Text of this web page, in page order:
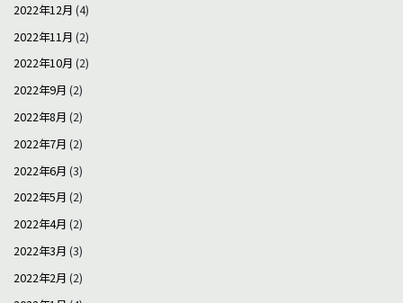
2022年12月 (4)
2022年11月 (2)
2022年10月 (2)
2022年9月 (2)
2022年8月 (2)
2022年7月 (2)
2022年6月 (3)
2022年5月 (2)
2022年4月 (2)
2022年3月 (3)
2022年2月 (2)